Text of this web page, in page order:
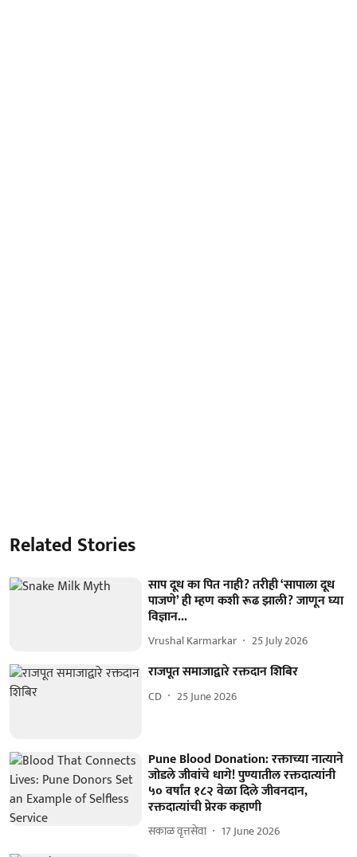
Related Stories
साप दूध का पित नाही? तरीही ‘सापाला दूध
पाजणे’ ही म्हण कशी रूढ झाली? जाणून घ्या
विज्ञान...
Vrushal Karmarkar 25 July 2026
राजपूत समाजाद्वारे रक्तदान शिबिर
CD 25 June 2026
Pune Blood Donation: रक्ताच्या नात्याने
जोडले जीवांचे धागे! पुण्यातील रक्तदात्यांनी
५० वर्षांत १८२ वेळा दिले जीवनदान,
रक्तदात्यांची प्रेरक कहाणी
सकाळ वृत्तसेवा 17 June 2026